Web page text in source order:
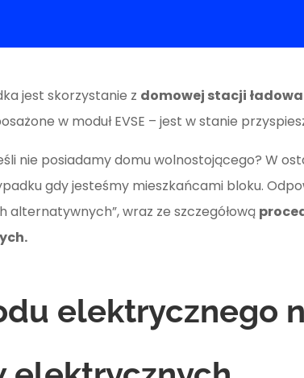
jest skorzystanie z domowej stacji
w moduł EVSE – jest w stanie
nie posiadamy domu wolnostojącego? W
gdy jesteśmy mieszkańcami bloku.
wraz ze szczegółową
elektrycznego